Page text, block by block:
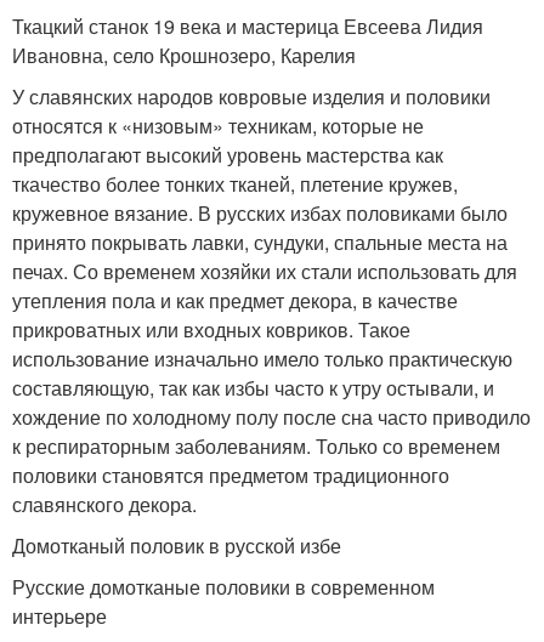
Ткацкий станок 19 века и мастерица Евсеева Лидия
Ивановна, село Крошнозеро, Карелия
У славянских народов ковровые изделия и половики
относятся к «низовым» техникам, которые не
предполагают высокий уровень мастерства как
ткачество более тонких тканей, плетение кружев,
кружевное вязание. В русских избах половиками было
принято покрывать лавки, сундуки, спальные места на
печах. Со временем хозяйки их стали использовать для
утепления пола и как предмет декора, в качестве
прикроватных или входных ковриков. Такое
использование изначально имело только практическую
составляющую, так как избы часто к утру остывали, и
хождение по холодному полу после сна часто приводило
к респираторным заболеваниям. Только со временем
половики становятся предметом традиционного
славянского декора.
Домотканый половик в русской избе
Русские домотканые половики в современном
интерьере